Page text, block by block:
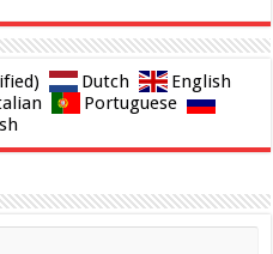
Dutch
English
Portuguese